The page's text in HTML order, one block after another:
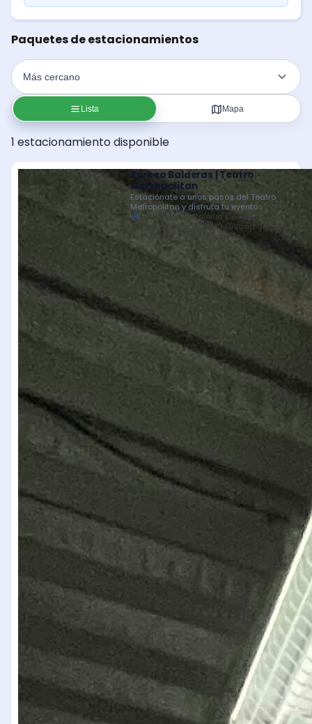
Paquetes de estacionamientos
Lista Mapa
1 estacionamiento disponible
Parkeo Balderas | Teatro
Metropolitan
Estaciónate a unos pasos del Teatro
Metropolitan y disfruta tu evento
Balderas 39, Colonia Centro, Centro,
Cuauhtémoc, 06040 Ciudad de
México, CDMX, México